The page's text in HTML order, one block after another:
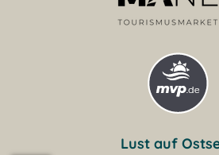
Lust auf